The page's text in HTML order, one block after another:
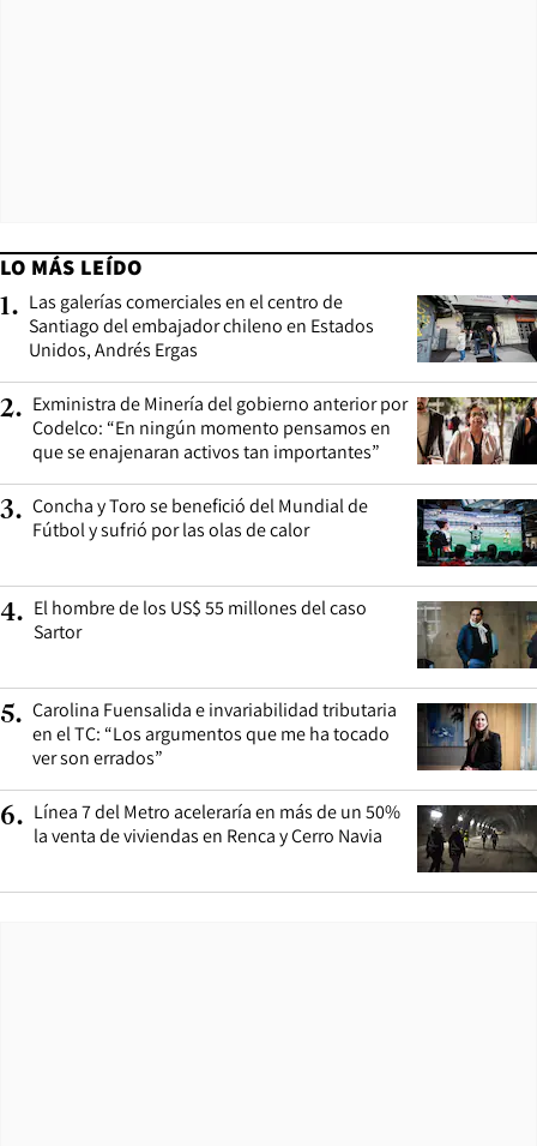
LO MÁS LEÍDO
1. Las galerías comerciales en el centro de
Santiago del embajador chileno en Estados
Unidos, Andrés Ergas
2. Exministra de Minería del gobierno anterior por
Codelco: “En ningún momento pensamos en
que se enajenaran activos tan importantes”
3. Concha y Toro se benefició del Mundial de
Fútbol y sufrió por las olas de calor
4. El hombre de los US$ 55 millones del caso
Sartor
5. Carolina Fuensalida e invariabilidad tributaria
en el TC: “Los argumentos que me ha tocado
ver son errados”
6. Línea 7 del Metro aceleraría en más de un 50%
la venta de viviendas en Renca y Cerro Navia